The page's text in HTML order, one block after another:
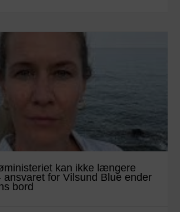
kan ikke længere
ansvaret for Vilsund Blue ender
bord